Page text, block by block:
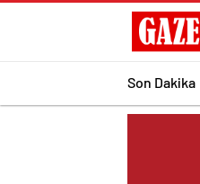
Son Dakika